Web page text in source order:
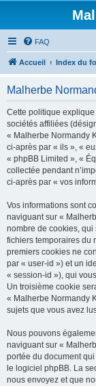
FAQ
Accueil Index du
Malherbe
Cette politique
sociétés affiliées
« Malherbe Normandy
ci-après par « ils », «
« phpBB Limited », «
collectée pendant
ci-après par « vos
Vos informations sont
naviguant sur «
nombre de cookies, qui
fichiers temporaires du
premiers cookies ne
par « user-id ») et un
« session-id »), qui
Un troisième cookie
« Malherbe Normandy
sujets que vous avez
Nous pouvons
naviguant sur «
portée du document
le logiciel phpBB. La
nous envoyez et que